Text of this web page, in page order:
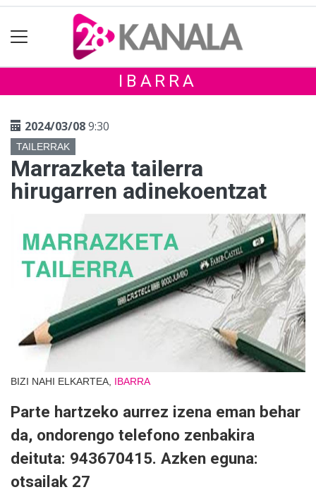
IBARRA
2024/03/089:30
TAILERRAK
Marrazketa tailerra
hirugarren adinekoentzat
BIZI NAHI ELKARTEA, IBARRA
Parte hartzeko aurrez izena eman behar
da, ondorengo telefono zenbakira
deituta: 943670415. Azken eguna:
otsailak 27